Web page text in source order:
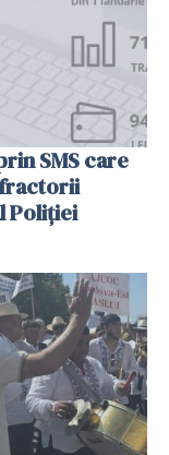
SMS care
Poliției